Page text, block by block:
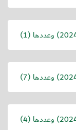
) وعددها (1)
) وعددها (7)
) وعددها (4)